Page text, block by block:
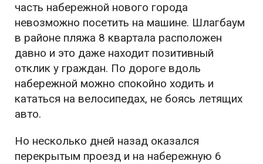
часть набережной нового города
невозможно посетить на машине. Шлагбаум
в районе пляжа 8 квартала расположен
давно и это даже находит позитивный
отклик у граждан. По дороге вдоль
набережной можно спокойно ходить и
кататься на велосипедах, не боясь летящих
авто.
Но несколько дней назад оказался
перекрытым проезд и на набережную 6